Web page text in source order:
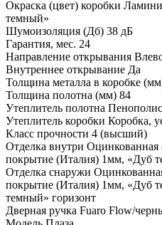
Окраска (цвет) коробки
темный»
Шумоизоляция (Дб) 38 дБ
Гарантия, мес. 24
Направление открывания
Внутреннее открывание Да
Толщина металла в коробке
Толщина полотна (мм) 84
Утеплитель полотна
Утеплитель коробки Коробка,
Класс прочности 4 (высший)
Отделка внутри Оцинкованная
покрытие (Италия) 1мм, «Дуб
Отделка снаружи
покрытие (Италия) 1мм, «Дуб
темный» горизонт
Дверная ручка Fuaro Flоw/